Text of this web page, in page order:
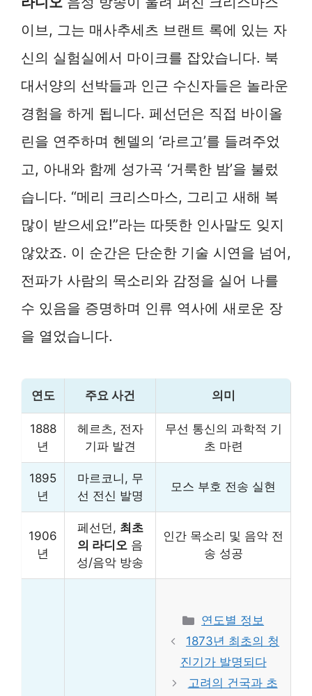
이브, 그는 매사추세츠 브랜트 록에 있는 자
신의 실험실에서 마이크를 잡았습니다. 북
대서양의 선박들과 인근 수신자들은 놀라운
경험을 하게 됩니다. 페선던은 직접 바이올
린을 연주하며 헨델의 ‘라르고’를 들려주었
고, 아내와 함께 성가곡 ‘거룩한 밤’을 불렀
습니다. “메리 크리스마스, 그리고 새해 복
많이 받으세요!”라는 따뜻한 인사말도 잊지
않았죠. 이 순간은 단순한 기술 시연을 넘어,
전파가 사람의 목소리와 감정을 실어 나를
수 있음을 증명하며 인류 역사에 새로운 장
을 열었습니다.
연도 주요 사건 의미
1888
년
헤르츠, 전자
기파 발견
무선 통신의 과학적 기
초 마련
1895
년
마르코니, 무
선 전신 발명
모스 부호 전송 실현
1906
년
페선던, 최초
의 라디오 음
성/음악 방송
인간 목소리 및 음악 전
송 성공
Categories
연도별 정보
1873년 최초의 청
진기가 발명되다
고려의 건국과 초